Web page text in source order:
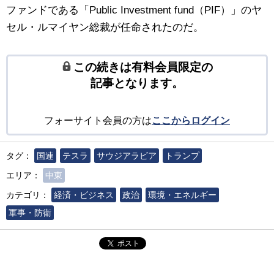
ファンドである「Public Investment fund（PIF）」のヤ
セル・ルマイヤン総裁が任命されたのだ。
この続きは有料会員限定の
記事となります。
フォーサイト会員の方はここからログイン
タグ： 国連 テスラ サウジアラビア
トランプ
エリア：
中東
カテゴリ：
経済・ビジネス 政治
環境・エネルギー
軍事・防衛
ポスト